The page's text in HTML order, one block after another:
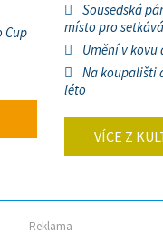
Cup
Sousedská
místo pro
Umění v kovu
Na koupališti
léto
VÍCE Z
Reklama